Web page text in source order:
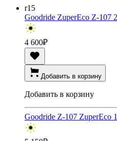
r15
Goodride ZuperEco Z-107
4 600₽
Добавить в корзину
Добавить в корзину
Goodride Z-107 ZuperEco